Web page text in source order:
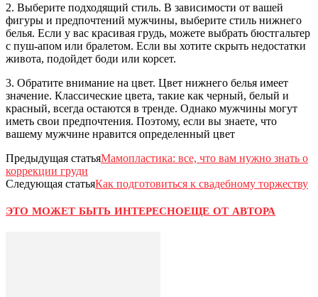
2. Выберите подходящий стиль. В зависимости от вашей
фигуры и предпочтений мужчины, выберите стиль нижнего
белья. Если у вас красивая грудь, можете выбрать бюстгальтер
с пуш-апом или бралетом. Если вы хотите скрыть недостатки
живота, подойдет боди или корсет.
3. Обратите внимание на цвет. Цвет нижнего белья имеет
значение. Классические цвета, такие как черный, белый и
красный, всегда остаются в тренде. Однако мужчины могут
иметь свои предпочтения. Поэтому, если вы знаете, что
вашему мужчине нравится определенный цвет
Предыдущая статьяМамопластика: все, что вам нужно знать о
коррекции груди
Следующая статьяКак подготовиться к свадебному торжеству
ЭТО МОЖЕТ БЫТЬ ИНТЕРЕСНОЕЩЕ ОТ АВТОРА